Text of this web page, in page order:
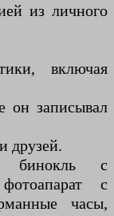
из личного
включая
он записывал
друзей.
бинокль с
с
часы,